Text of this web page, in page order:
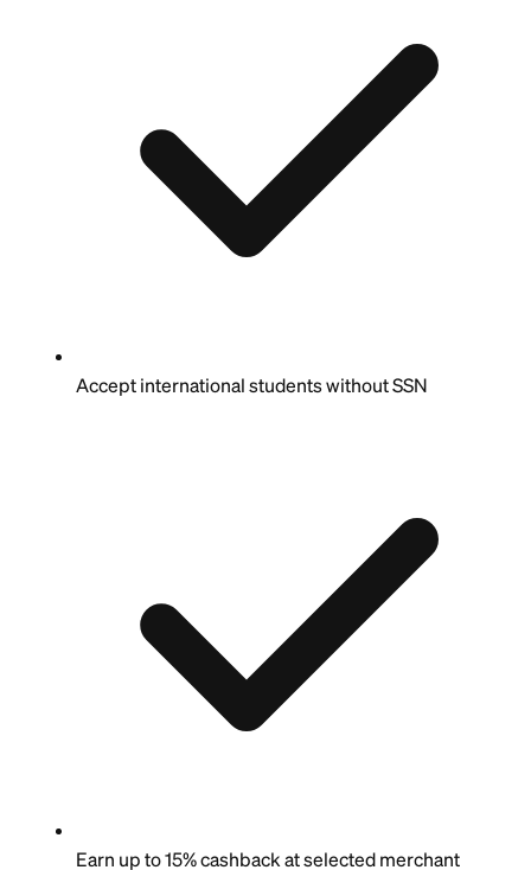
Accept international students without SSN
Earn up to 15% cashback at selected merchant